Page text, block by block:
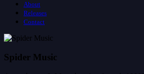
About
Releases
Contact
Spider Music